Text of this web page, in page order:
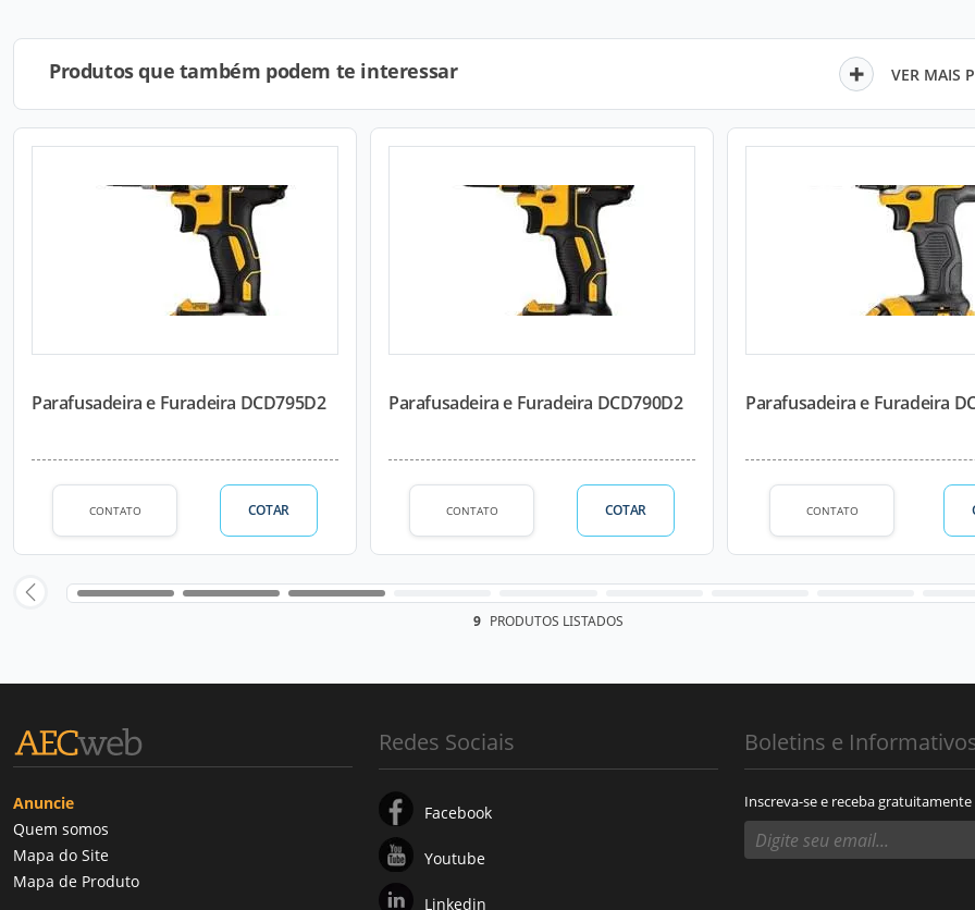
Produtos que também podem te interessar VER MAIS
Parafusadeira e Furadeira DCD795D2
CONTATO COTAR
Parafusadeira e Furadeira DCD790D2
CONTATO COTAR
Parafusadeira e Furadeira
CONTATO
9 PRODUTOS LISTADOS
Anuncie
Quem somos
Mapa do Site
Mapa de Produto
Redes Sociais
Facebook
Youtube
Linkedin
Boletins e
Inscreva-se e receba gratuitamente